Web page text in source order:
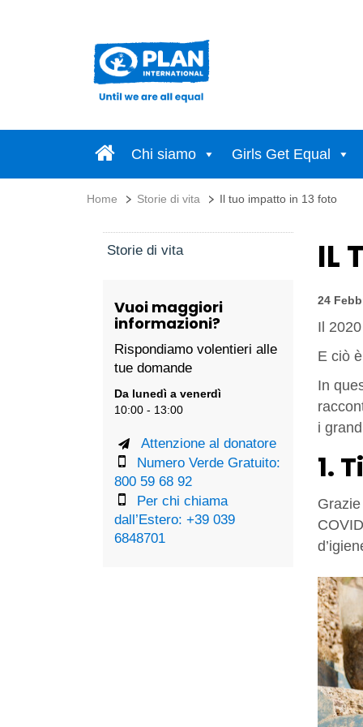
Chi siamo Girls Get Equal
Home Storie di vita Il tuo impatto in 13 foto
Storie di vita
Vuoi maggiori
informazioni?
Rispondiamo volentieri alle
tue domande
Da lunedì a venerdì
10:00 - 13:00
Attenzione al donatore
Numero Verde Gratuito:
800 59 68 92
Per chi chiama
dall’Estero: +39 039
6848701
IL
24
Il
E ciò
In
i
1.